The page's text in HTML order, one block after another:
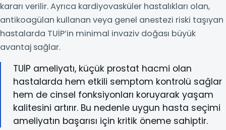
kararı verilir. Ayrıca kardiyovasküler hastalıkları olan,
antikoagülan kullanan veya genel anestezi riski taşıyan
hastalarda TUİP’in minimal invaziv doğası büyük
avantaj sağlar.
TUİP ameliyatı, küçük prostat hacmi olan
hastalarda hem etkili semptom kontrolü sağlar
hem de cinsel fonksiyonları koruyarak yaşam
kalitesini artırır. Bu nedenle uygun hasta seçimi
ameliyatın başarısı için kritik öneme sahiptir.